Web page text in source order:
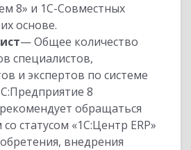
8» и 1С-Совместных
основе.
— Общее количество
специалистов,
и экспертов по системе
8
обращаться
статусом «1С:Центр ERP»
внедрения